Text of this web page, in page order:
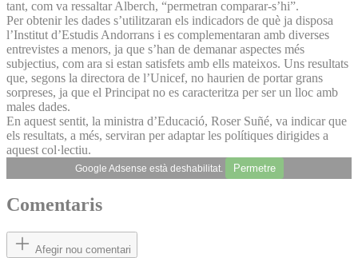
tant, com va ressaltar Alberch, “permetran comparar-s’hi”.
Per obtenir les dades s’utilitzaran els indicadors de què ja disposa
l’Institut d’Estudis Andorrans i es complementaran amb diverses
entrevistes a menors, ja que s’han de demanar aspectes més
subjectius, com ara si estan satisfets amb ells mateixos. Uns resultats
que, segons la directora de l’Unicef, no haurien de portar grans
sorpreses, ja que el Principat no es caracteritza per ser un lloc amb
males dades.
En aquest sentit, la ministra d’Educació, Roser Suñé, va indicar que
els resultats, a més, serviran per adaptar les polítiques dirigides a
aquest col·lectiu.
Google Adsense està deshabilitat. Permetre
Comentaris
Afegir nou comentari